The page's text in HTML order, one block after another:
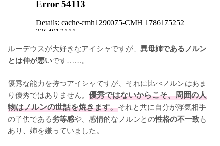
ルーデウスが大好きなアイシャですが、 異母姉であるノルン
とは仲が悪いです……。
優秀な能力を持つアイシャですが、それに比べノルンはあま
り優秀ではありません。 優秀ではないからこそ、周囲の人
物はノルンの世話を焼きます。それと共に自分が浮気相手
の子供である劣等感や、感情的なノルンとの性格の不一致も
あり、姉を嫌っていました。